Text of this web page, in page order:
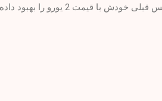
قیمت 2 یورو را بهبود داده است.